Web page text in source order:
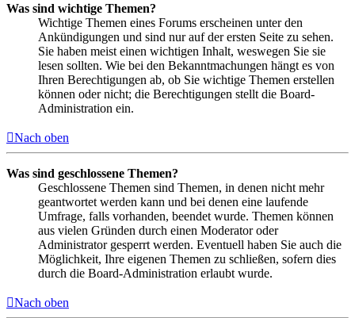
Was sind wichtige Themen?
Wichtige Themen eines Forums erscheinen unter den
Ankündigungen und sind nur auf der ersten Seite zu sehen.
Sie haben meist einen wichtigen Inhalt, weswegen Sie sie
lesen sollten. Wie bei den Bekanntmachungen hängt es von
Ihren Berechtigungen ab, ob Sie wichtige Themen erstellen
können oder nicht; die Berechtigungen stellt die Board-
Administration ein.
Nach oben
Was sind geschlossene Themen?
Geschlossene Themen sind Themen, in denen nicht mehr
geantwortet werden kann und bei denen eine laufende
Umfrage, falls vorhanden, beendet wurde. Themen können
aus vielen Gründen durch einen Moderator oder
Administrator gesperrt werden. Eventuell haben Sie auch die
Möglichkeit, Ihre eigenen Themen zu schließen, sofern dies
durch die Board-Administration erlaubt wurde.
Nach oben